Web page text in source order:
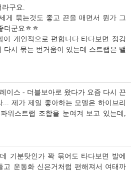
구요.
게 묶는것도 좋고 끈을 매면서 뭔가 그
더군요ㅎㅎ
이 개인적으로 편합니다.타다보면 정강
다시 묶는 번거움이 있는데 스트랩은 밸
이스 - 더블보아로 왔다가 요즘 다시 끈
제가 제일 좋아하는 모델은 하이브리
워스트랩 조합을 눈여겨 보고 있는데,
기분탓인가 꽉 묶어도 타다보면 발에
고 운동화 신은거처럼 편해져서 여태까